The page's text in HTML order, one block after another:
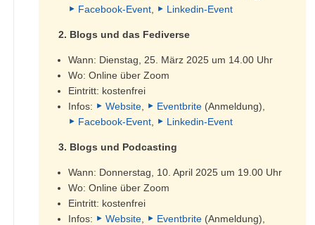
Facebook-Event, Linkedin-Event
2. Blogs und das Fediverse
Wann: Dienstag, 25. März 2025 um 14.00 Uhr
Wo: Online über Zoom
Eintritt: kostenfrei
Infos:
Website, Eventbrite(Anmeldung),
Facebook-Event, Linkedin-Event
3. Blogs und Podcasting
Wann: Donnerstag, 10. April 2025 um 19.00 Uhr
Wo: Online über Zoom
Eintritt: kostenfrei
Infos:
Website, Eventbrite(Anmeldung),